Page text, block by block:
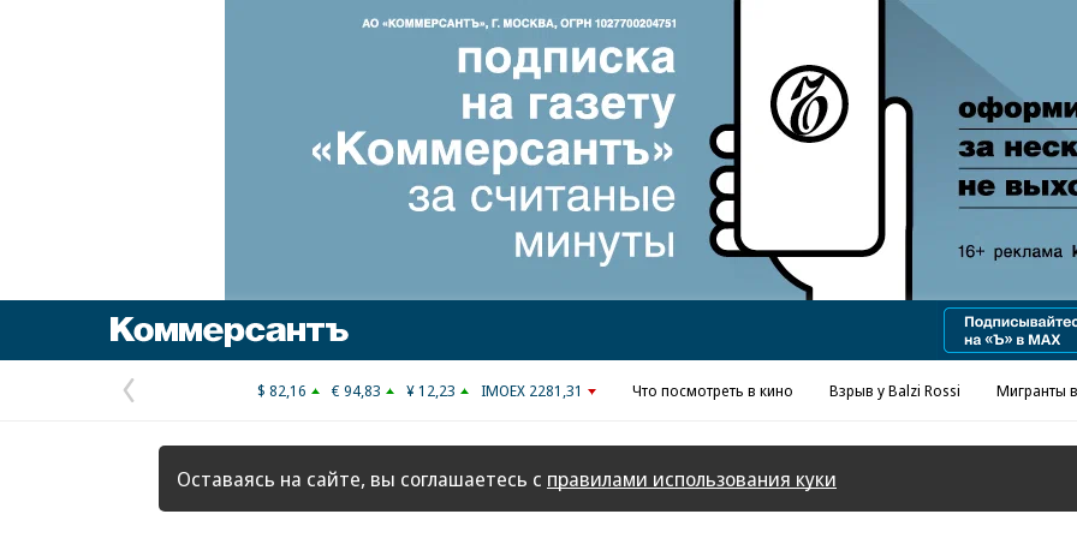
Реклама в «Ъ» www.kommersant.ru/ad
Предыдущая
страница
$ 82,16 € 94,83 ¥ 12,23 IMOEX 2281,31 Что посмотреть в кино Взрыв у Balzi Rossi Мигранты
Оставаясь на сайте, вы соглашаетесь с правилами использования куки